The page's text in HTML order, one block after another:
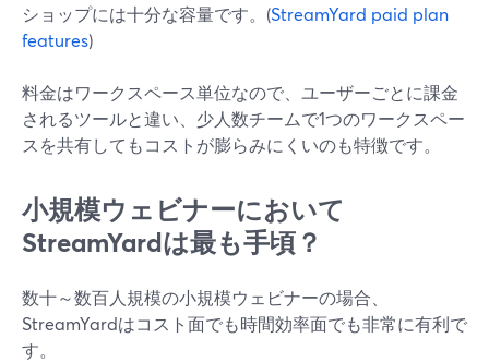
ショップには十分な容量です。(StreamYard paid plan
features)
料金はワークスペース単位なので、ユーザーごとに課金
されるツールと違い、少人数チームで1つのワークスペー
スを共有してもコストが膨らみにくいのも特徴です。
小規模ウェビナーにおいて
StreamYardは最も手頃？
数十～数百人規模の小規模ウェビナーの場合、
StreamYardはコスト面でも時間効率面でも非常に有利で
す。